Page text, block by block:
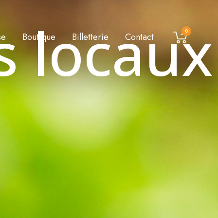
Boutique Billetterie Contact 0
locaux